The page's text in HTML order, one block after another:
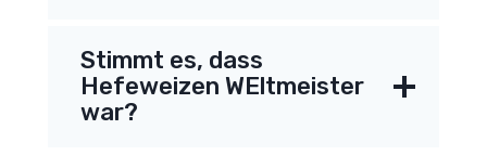
Stimmt es, dass
Hefeweizen WEltmeister
war?